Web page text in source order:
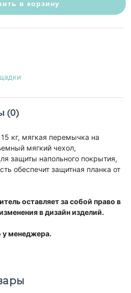
в корзину
(0)
кг, мягкая перемычка на
мягкий чехол,
защиты напольного покрытия,
обеспечит защитная планка от
оставляет за собой право в
в дизайн изделий.
менеджера.